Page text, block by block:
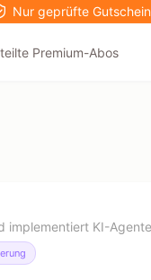
Nur geprüfte
Premium-Abos
implementiert KI-